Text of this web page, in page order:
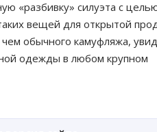
«разбивку» силуэта с
вещей для открытой
обычного камуфляжа,
одежды в любом крупном